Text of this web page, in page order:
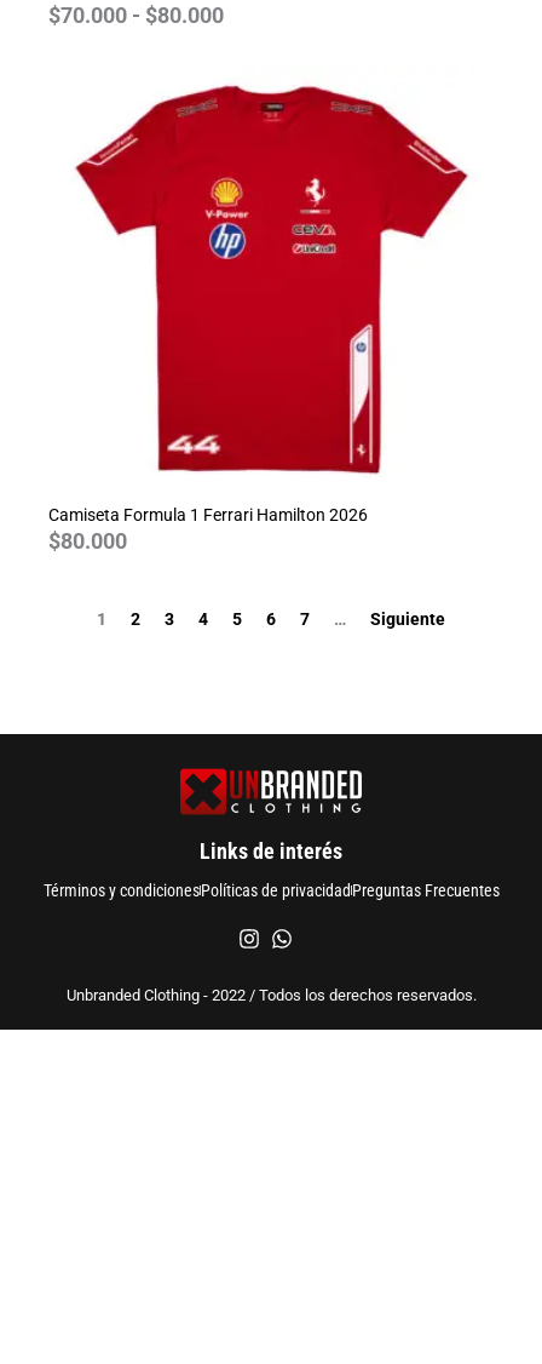
$70.000 - $80.000
Camiseta Formula 1 Ferrari Hamilton 2026
$80.000
1 2 3 4 5 6 7 … Siguiente
Links de interés
Términos y condicionesPolíticas de privacidadPreguntas Frecuentes
Unbranded Clothing - 2022 / Todos los derechos reservados.